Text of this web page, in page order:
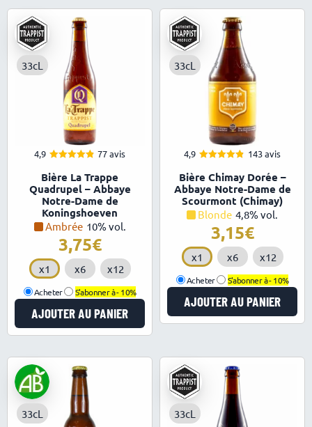
33cL
4,9
sur 5
77 avis
Bière La Trappe
Quadrupel – Abbaye
Notre-Dame de
Koningshoeven
Ambrée 10% vol.
3,75
x1 x6 x12
Acheter S'abonner à -10%
AJOUTER AU PANIER
33cL
4,9
sur 5
143 avis
Bière Chimay Dorée –
Abbaye Notre-Dame de
Scourmont (Chimay)
Blonde 4,8% vol.
3,15
x1 x6 x12
Acheter S'abonner à -10%
AJOUTER AU PANIER
33cL 33cL